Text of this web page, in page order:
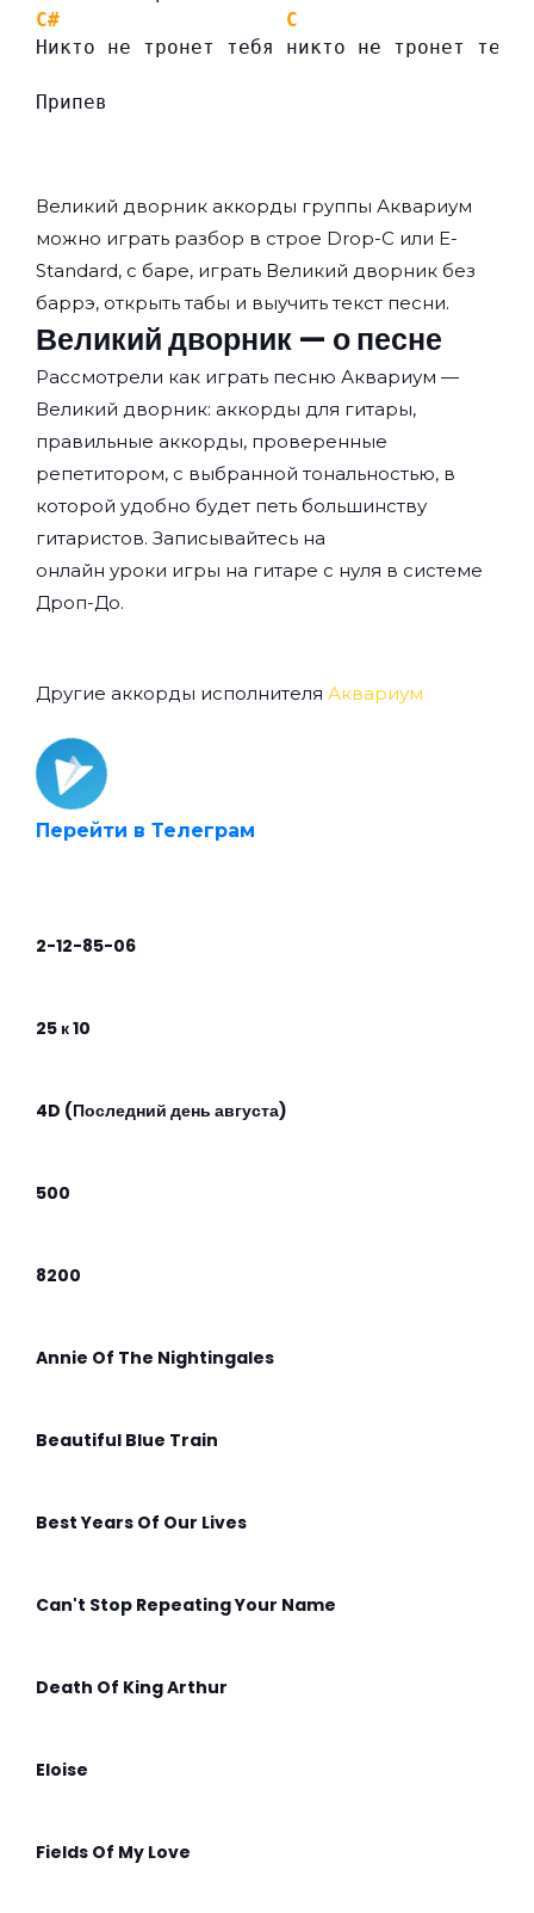
C#
C
Никто не тронет тебя никто не тронет
Припев
Великий дворник аккорды группы Аквариум
можно играть разбор в строе Drop-C или E-
Standard, с баре, играть Великий дворник без
баррэ, открыть табы и выучить текст песни.
Великий дворник — о песне
Рассмотрели как играть песню Аквариум —
Великий дворник: аккорды для гитары,
правильные аккорды, проверенные
репетитором, с выбранной тональностью, в
которой удобно будет петь большинству
гитаристов. Записывайтесь на
онлайн уроки игры на гитаре с нуля в системе
Дроп-До.
Другие аккорды исполнителя Аквариум
Перейти в Телеграм
2-12-85-06
25 к 10
4D (Последний день августа)
500
8200
Annie Of The Nightingales
Beautiful Blue Train
Best Years Of Our Lives
Can't Stop Repeating Your Name
Death Of King Arthur
Eloise
Fields Of My Love